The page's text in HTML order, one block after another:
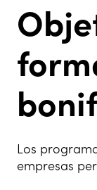
Los
empresas